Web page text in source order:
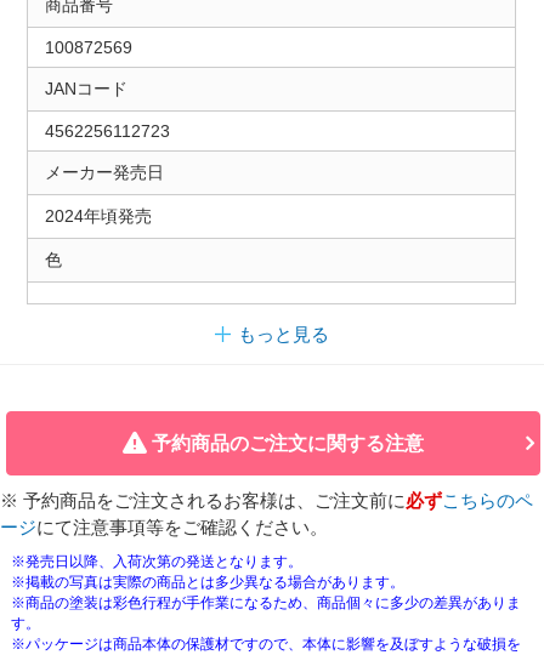
商品番号
100872569
JANコード
4562256112723
メーカー発売日
2024年頃発売
色
もっと見る
予約商品のご注文に関する注意
※ 予約商品をご注文されるお客様は、ご注文前に必ずこちらのペ
ージにて注意事項等をご確認ください。
※発売日以降、入荷次第の発送となります。
※掲載の写真は実際の商品とは多少異なる場合があります。
※商品の塗装は彩色行程が手作業になるため、商品個々に多少の差異がありま
す。
※パッケージは商品本体の保護材ですので、本体に影響を及ぼすような破損を